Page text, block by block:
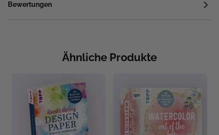
Bewertungen
Ähnliche Produkte